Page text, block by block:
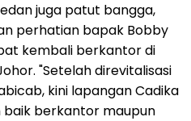
juga patut bangga,
perhatian bapak Bobby
kembali berkantor di
"Setelah direvitalisasi
kini lapangan Cadika
baik berkantor maupun